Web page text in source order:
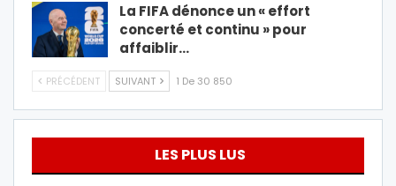
La FIFA dénonce un « effort
concerté et continu » pour
affaiblir…
PRÉCÉDENT SUIVANT 1 De 30 850
LES PLUS LUS